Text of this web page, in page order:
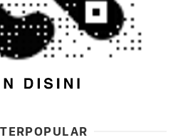
TERPOPULAR